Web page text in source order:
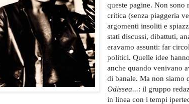
queste pagine. Non
critica (senza piaggeria
argomenti insoliti e
stati discussi, dibattuti,
eravamo assunti: far
politici. Quelle idee
anche quando venivano
di banale. Ma non siamo
Odissea...: il gruppo
in linea con i tempi